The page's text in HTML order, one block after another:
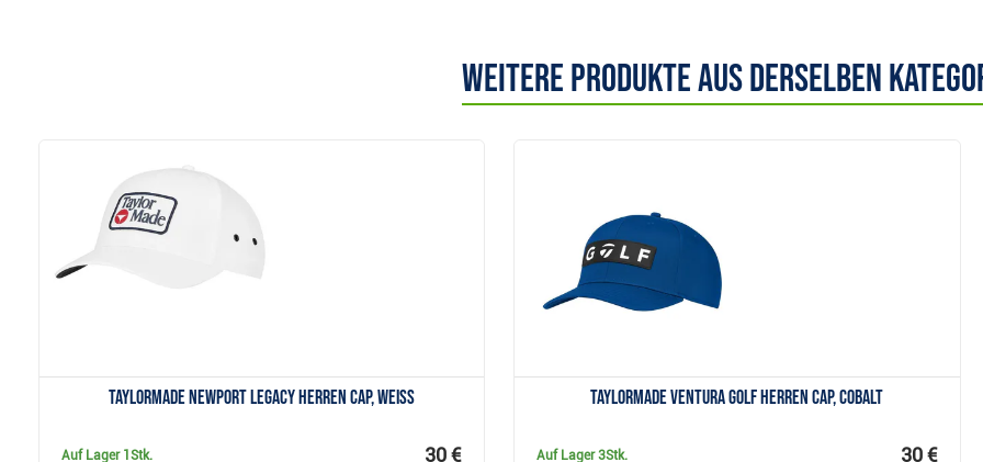
Weitere Produkte aus derselben
TaylorMade Newport Legacy Herren Cap, weiss
Auf Lager 1Stk. 30 €
TaylorMade Ventura Golf Herren Cap, cobalt
Auf Lager3Stk. 30 €